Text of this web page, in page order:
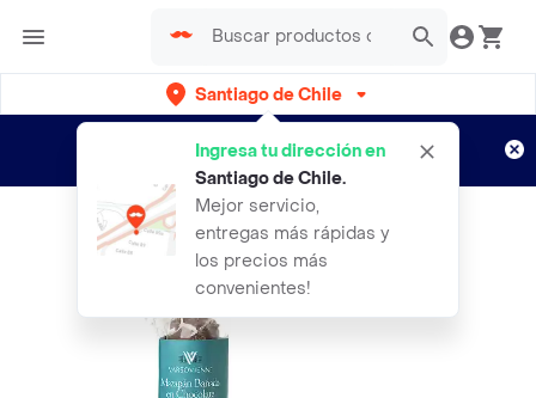
Santiago de Chile
Ingresa tu dirección en
Santiago de Chile.
Mejor servicio,
entregas más rápidas y
los precios más
convenientes!
envíos gratis por semanas
Aplican TyC